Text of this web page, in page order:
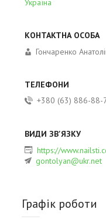
Україна
Гончаренко
+380 (63) 886-88-
https://
gontolyan@ukr.net
Графік роботи